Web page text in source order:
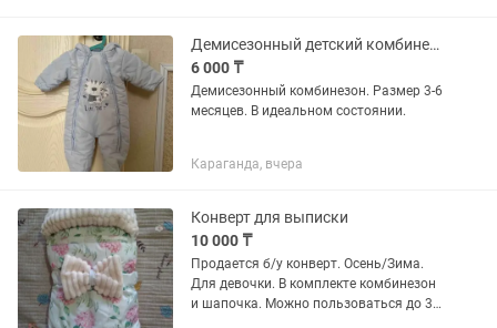
Демисезонный детский комбинезон
6 000 ₸
Демисезонный комбинезон. Размер 3-6
месяцев. В идеальном состоянии.
Караганда, вчера
Конверт для выписки
10 000 ₸
Продается б/у конверт. Осень/Зима.
Для девочки. В комплекте комбинезон
и шапочка. Можно пользоваться до 3